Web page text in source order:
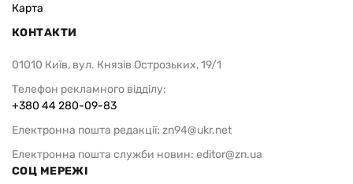
Карта
КОНТАКТИ
01010 Київ, вул. Князів Острозьких, 19/1
Телефон рекламного відділу:
+380 44 280-09-83
Електронна пошта редакції: zn94@ukr.net
Електронна пошта служби новин: editor@zn.ua
СОЦ МЕРЕЖІ